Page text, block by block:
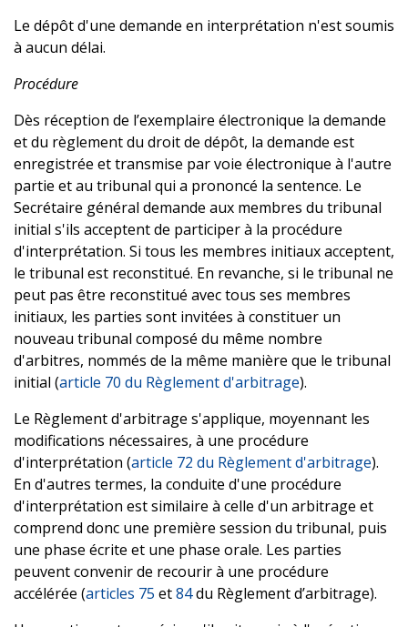
Le dépôt d'une demande en interprétation n'est soumis
à aucun délai.
Procédure
Dès réception de l’exemplaire électronique la demande
et du règlement du droit de dépôt, la demande est
enregistrée et transmise par voie électronique à l'autre
partie et au tribunal qui a prononcé la sentence. Le
Secrétaire général demande aux membres du tribunal
initial s'ils acceptent de participer à la procédure
d'interprétation. Si tous les membres initiaux acceptent,
le tribunal est reconstitué. En revanche, si le tribunal ne
peut pas être reconstitué avec tous ses membres
initiaux, les parties sont invitées à constituer un
nouveau tribunal composé du même nombre
d'arbitres, nommés de la même manière que le tribunal
initial (article 70 du Règlement d'arbitrage).
Le Règlement d'arbitrage s'applique, moyennant les
modifications nécessaires, à une procédure
d'interprétation (article 72 du Règlement d'arbitrage).
En d'autres termes, la conduite d'une procédure
d'interprétation est similaire à celle d'un arbitrage et
comprend donc une première session du tribunal, puis
une phase écrite et une phase orale. Les parties
peuvent convenir de recourir à une procédure
accélérée (articles 75 et84du Règlement d’arbitrage).